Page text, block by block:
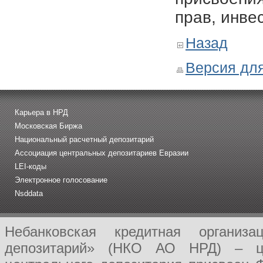
прав,
Назад
Версия
Карьера в НРД
Московская Биржа
Национальный расчетный депозитарий
Ассоциация центральных депозитариев Евразии
LEI-коды
Электронное голосование
Nsddata
Небанковская кредитная
депозитарий» (НКО АО НРД) –